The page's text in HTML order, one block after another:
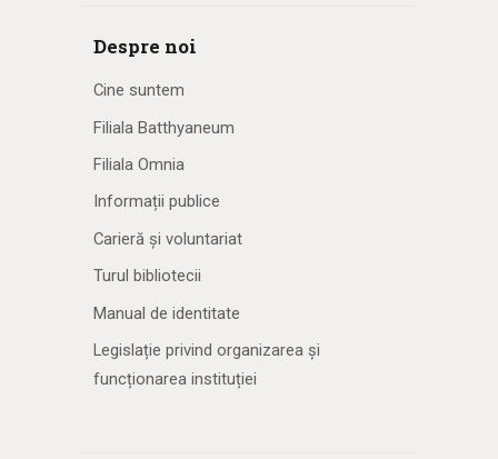
Despre noi
Cine suntem
Filiala Batthyaneum
Filiala Omnia
Informații publice
Carieră și voluntariat
Turul bibliotecii
Manual de identitate
Legislație privind organizarea și
funcționarea instituției